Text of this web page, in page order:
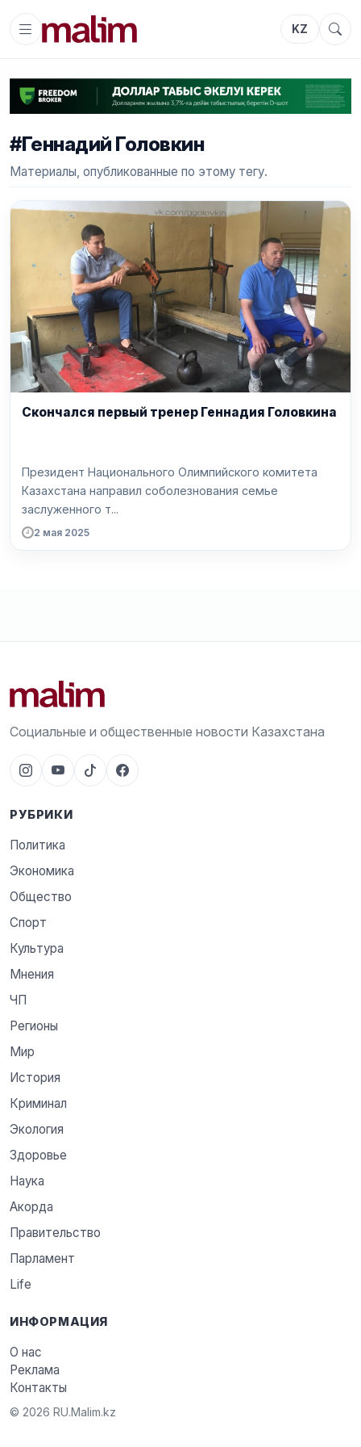
KZ
#Геннадий Головкин
Материалы, опубликованные по этому тегу.
Скончался первый тренер Геннадия Головкина
Президент Национального Олимпийского комитета
Казахстана направил соболезнования семье
заслуженного т...
2 мая 2025
Социальные и общественные новости Казахстана
РУБРИКИ
Политика
Экономика
Общество
Спорт
Культура
Мнения
ЧП
Регионы
Мир
История
Криминал
Экология
Здоровье
Наука
Акорда
Правительство
Парламент
Life
ИНФОРМАЦИЯ
О нас
Реклама
Контакты
© 2026 RU.Malim.kz